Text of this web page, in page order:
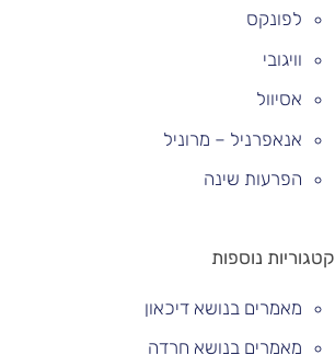
לפונקס
וויגובי
אסיוול
אנאפרניל – מרוניל
הפרעות שינה
קטגוריות נוספות
מאמרים בנושא דיכאון
מאמרים בנושא חרדה